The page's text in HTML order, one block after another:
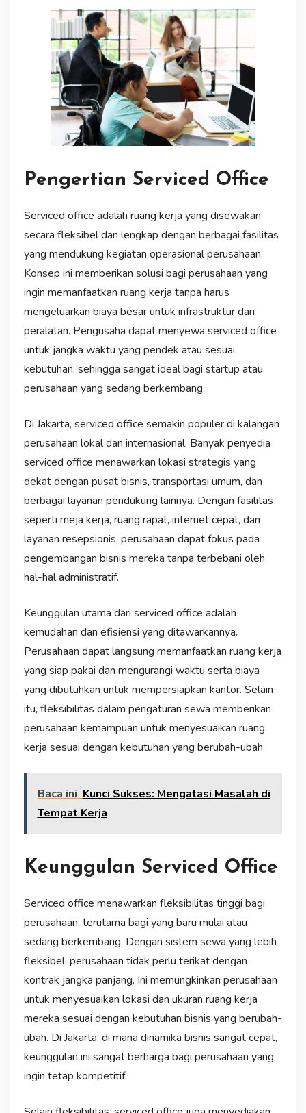
Pengertian Serviced Office
Serviced office adalah ruang kerja yang disewakan
secara fleksibel dan lengkap dengan berbagai fasilitas
yang mendukung kegiatan operasional perusahaan.
Konsep ini memberikan solusi bagi perusahaan yang
ingin memanfaatkan ruang kerja tanpa harus
mengeluarkan biaya besar untuk infrastruktur dan
peralatan. Pengusaha dapat menyewa serviced office
untuk jangka waktu yang pendek atau sesuai
kebutuhan, sehingga sangat ideal bagi startup atau
perusahaan yang sedang berkembang.
Di Jakarta, serviced office semakin populer di kalangan
perusahaan lokal dan internasional. Banyak penyedia
serviced office menawarkan lokasi strategis yang
dekat dengan pusat bisnis, transportasi umum, dan
berbagai layanan pendukung lainnya. Dengan fasilitas
seperti meja kerja, ruang rapat, internet cepat, dan
layanan resepsionis, perusahaan dapat fokus pada
pengembangan bisnis mereka tanpa terbebani oleh
hal-hal administratif.
Keunggulan utama dari serviced office adalah
kemudahan dan efisiensi yang ditawarkannya.
Perusahaan dapat langsung memanfaatkan ruang kerja
yang siap pakai dan mengurangi waktu serta biaya
yang dibutuhkan untuk mempersiapkan kantor. Selain
itu, fleksibilitas dalam pengaturan sewa memberikan
perusahaan kemampuan untuk menyesuaikan ruang
kerja sesuai dengan kebutuhan yang berubah-ubah.
Baca ini Kunci Sukses: Mengatasi Masalah di
Tempat Kerja
Keunggulan Serviced Office
Serviced office menawarkan fleksibilitas tinggi bagi
perusahaan, terutama bagi yang baru mulai atau
sedang berkembang. Dengan sistem sewa yang lebih
fleksibel, perusahaan tidak perlu terikat dengan
kontrak jangka panjang. Ini memungkinkan perusahaan
untuk menyesuaikan lokasi dan ukuran ruang kerja
mereka sesuai dengan kebutuhan bisnis yang berubah-
ubah. Di Jakarta, di mana dinamika bisnis sangat cepat,
keunggulan ini sangat berharga bagi perusahaan yang
ingin tetap kompetitif.